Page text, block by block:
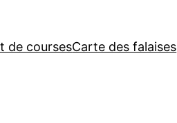
de coursesCarte des falaises